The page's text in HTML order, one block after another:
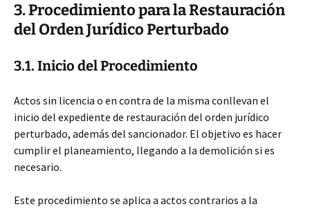
3. Procedimiento para la Restauración
del Orden Jurídico Perturbado
3.1. Inicio del Procedimiento
Actos sin licencia o en contra de la misma conllevan el
inicio del expediente de restauración del orden jurídico
perturbado, además del sancionador. El objetivo es hacer
cumplir el planeamiento, llegando a la demolición si es
necesario.
Este procedimiento se aplica a actos contrarios a la